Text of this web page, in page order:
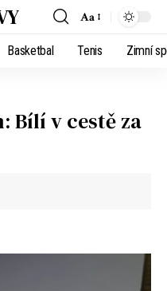
Aa
Basketbal Tenis Zimní
Bílí v cestě za